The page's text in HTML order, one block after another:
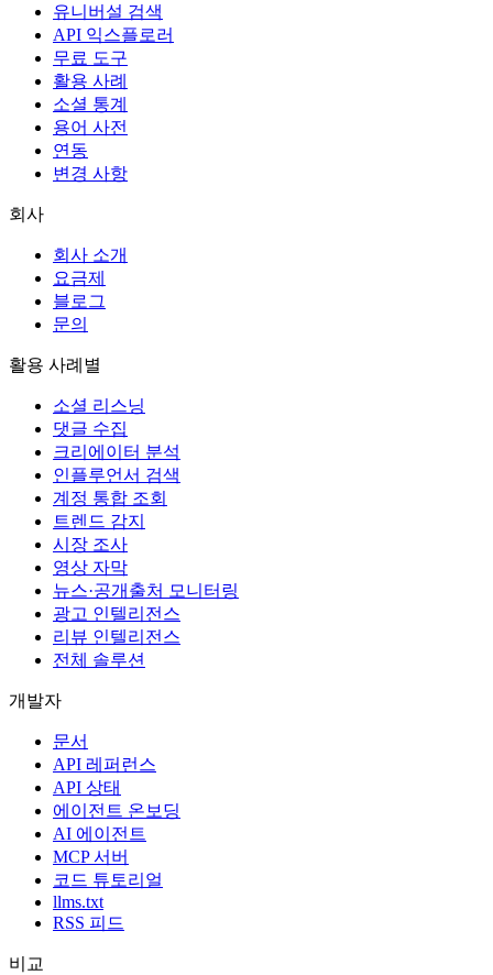
유니버설 검색
API 익스플로러
무료 도구
활용 사례
소셜 통계
용어 사전
연동
변경 사항
회사
회사 소개
요금제
블로그
문의
활용 사례별
소셜 리스닝
댓글 수집
크리에이터 분석
인플루언서 검색
계정 통합 조회
트렌드 감지
시장 조사
영상 자막
뉴스·공개출처 모니터링
광고 인텔리전스
리뷰 인텔리전스
전체 솔루션
개발자
문서
API 레퍼런스
API 상태
에이전트 온보딩
AI 에이전트
MCP 서버
코드 튜토리얼
llms.txt
RSS 피드
비교